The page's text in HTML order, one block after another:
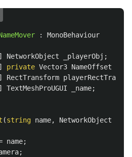
:
MonoBehaviour
] NetworkObject _playerObj ;
] private Vector3 NameOffset
] RectTransform
] TextMeshProUGUI _name;
(string name, NetworkObject
name;
;